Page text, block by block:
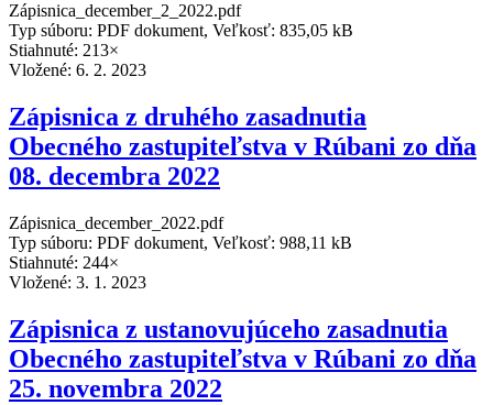
Zápisnica_december_2_2022.pdf
Typ súboru: PDF dokument, Veľkosť: 835,05 kB
Stiahnuté: 213×
Vložené: 6. 2. 2023
Zápisnica z druhého zasadnutia
Obecného zastupiteľstva v Rúbani zo dňa
08. decembra 2022
Zápisnica_december_2022.pdf
Typ súboru: PDF dokument, Veľkosť: 988,11 kB
Stiahnuté: 244×
Vložené: 3. 1. 2023
Zápisnica z ustanovujúceho zasadnutia
Obecného zastupiteľstva v Rúbani zo dňa
25. novembra 2022